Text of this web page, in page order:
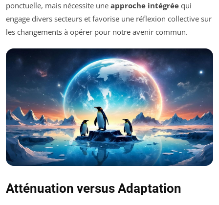
ponctuelle, mais nécessite une approche intégrée qui
engage divers secteurs et favorise une réflexion collective sur
les changements à opérer pour notre avenir commun.
Atténuation versus Adaptation